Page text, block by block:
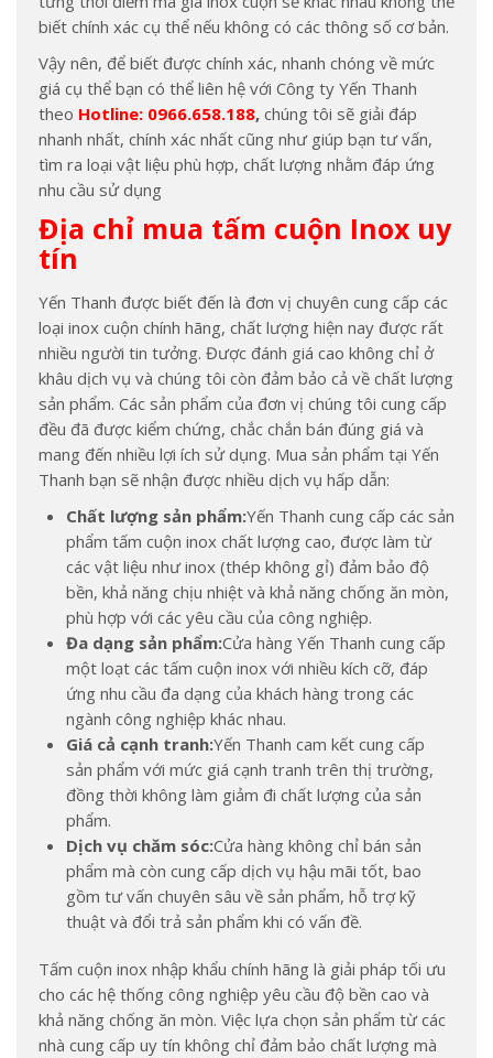
biết chính xác cụ thể nếu không có các thông số cơ bản.
Vậy nên, để biết được chính xác, nhanh chóng về mức
giá cụ thể bạn có thể liên hệ với Công ty Yến Thanh
theo Hotline: 0966.658.188, chúng tôi sẽ giải đáp
nhanh nhất, chính xác nhất cũng như giúp bạn tư vấn,
tìm ra loại vật liệu phù hợp, chất lượng nhằm đáp ứng
nhu cầu sử dụng
Địa chỉ mua tấm cuộn Inox uy
tín
Yến Thanh được biết đến là đơn vị chuyên cung cấp các
loại inox cuộn chính hãng, chất lượng hiện nay được rất
nhiều người tin tưởng. Được đánh giá cao không chỉ ở
khâu dịch vụ và chúng tôi còn đảm bảo cả về chất lượng
sản phẩm. Các sản phẩm của đơn vị chúng tôi cung cấp
đều đã được kiểm chứng, chắc chắn bán đúng giá và
mang đến nhiều lợi ích sử dụng. Mua sản phẩm tại Yến
Thanh bạn sẽ nhận được nhiều dịch vụ hấp dẫn:
Chất lượng sản phẩm:Yến Thanh cung cấp các sản
phẩm tấm cuộn inox chất lượng cao, được làm từ
các vật liệu như inox (thép không gỉ) đảm bảo độ
bền, khả năng chịu nhiệt và khả năng chống ăn mòn,
phù hợp với các yêu cầu của công nghiệp.
Đa dạng sản phẩm:Cửa hàng Yến Thanh cung cấp
một loạt các tấm cuộn inox với nhiều kích cỡ, đáp
ứng nhu cầu đa dạng của khách hàng trong các
ngành công nghiệp khác nhau.
Giá cả cạnh tranh:Yến Thanh cam kết cung cấp
sản phẩm với mức giá cạnh tranh trên thị trường,
đồng thời không làm giảm đi chất lượng của sản
phẩm.
Dịch vụ chăm sóc:Cửa hàng không chỉ bán sản
phẩm mà còn cung cấp dịch vụ hậu mãi tốt, bao
gồm tư vấn chuyên sâu về sản phẩm, hỗ trợ kỹ
thuật và đổi trả sản phẩm khi có vấn đề.
Tấm cuộn inox nhập khẩu chính hãng là giải pháp tối ưu
cho các hệ thống công nghiệp yêu cầu độ bền cao và
khả năng chống ăn mòn. Việc lựa chọn sản phẩm từ các
nhà cung cấp uy tín không chỉ đảm bảo chất lượng mà